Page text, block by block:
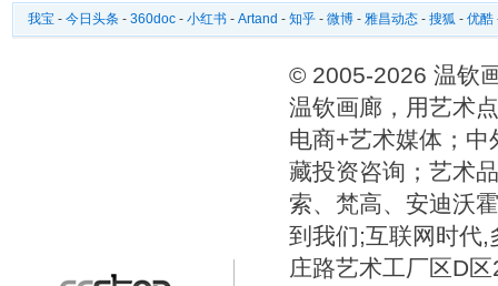
我宝 - 今日头条 - 360doc - 小红书 - Artand - 知乎 - 微博 - 雅昌动态 - 搜狐 - 优酷
© 2005-2026 温钦
温钦画廊，用艺术
电商+艺术媒体；
藏投资咨询；艺术
索、梵高、安迪沃
到我们;互联网时代,
庄路艺术工厂区D